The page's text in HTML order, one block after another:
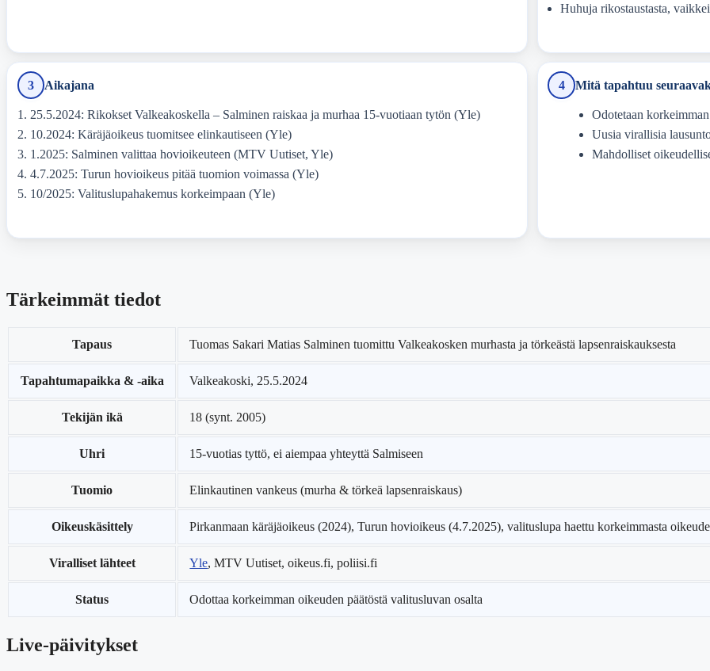
Huhuja rikostaustasta,
3 Aikajana
25.5.2024: Rikokset Valkeakoskella – Salminen raiskaa ja murhaa 15-vuotiaan tytön (Yle)
10.2024: Käräjäoikeus tuomitsee elinkautiseen (Yle)
1.2025: Salminen valittaa hovioikeuteen (MTV Uutiset, Yle)
4.7.2025: Turun hovioikeus pitää tuomion voimassa (Yle)
10/2025: Valituslupahakemus korkeimpaan (Yle)
4 Mitä tapahtuu
Odotetaan
Uusia virallisia
Mahdolliset
Tärkeimmät tiedot
Tapaus Tuomas Sakari Matias Salminen tuomittu Valkeakosken murhasta ja törkeästä lapsenraiskauksesta
Tapahtumapaikka & -aika Valkeakoski, 25.5.2024
Tekijän ikä 18 (synt. 2005)
Uhri 15-vuotias tyttö, ei aiempaa yhteyttä Salmiseen
Tuomio Elinkautinen vankeus (murha & törkeä lapsenraiskaus)
Oikeuskäsittely Pirkanmaan käräjäoikeus (2024), Turun hovioikeus (4.7.2025), valituslupa haettu korkeimmasta
Viralliset lähteet Yle, MTV Uutiset, oikeus.fi, poliisi.fi
Status Odottaa korkeimman oikeuden päätöstä valitusluvan osalta
Live-päivitykset